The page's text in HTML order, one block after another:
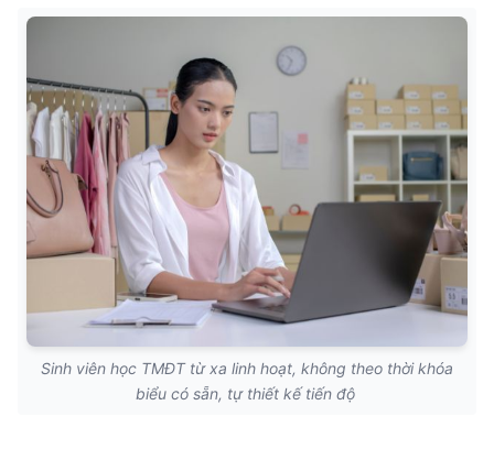
Sinh viên học TMĐT từ xa linh hoạt, không theo thời khóa
biểu có sẵn, tự thiết kế tiến độ